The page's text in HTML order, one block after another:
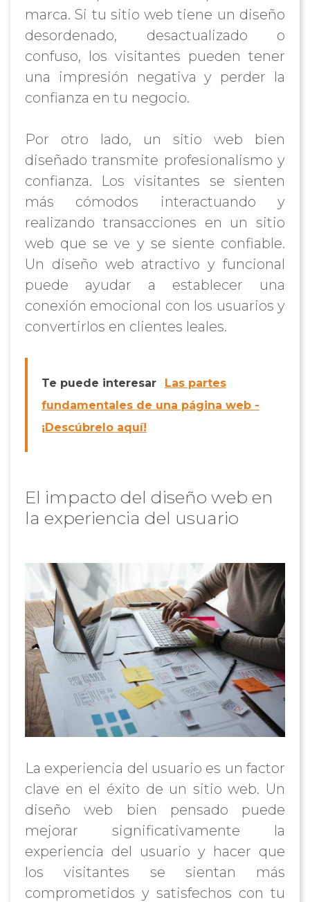
marca. Si tu sitio web tiene un diseño
desordenado, desactualizado o
confuso, los visitantes pueden tener
una impresión negativa y perder la
confianza en tu negocio.
Por otro lado, un sitio web bien
diseñado transmite profesionalismo y
confianza. Los visitantes se sienten
más cómodos interactuando y
realizando transacciones en un sitio
web que se ve y se siente confiable.
Un diseño web atractivo y funcional
puede ayudar a establecer una
conexión emocional con los usuarios y
convertirlos en clientes leales.
Te puede interesar
Las partes
fundamentales de una página web -
¡Descúbrelo aquí!
El impacto del diseño web en
la experiencia del usuario
La experiencia del usuario es un factor
clave en el éxito de un sitio web. Un
diseño web bien pensado puede
mejorar significativamente la
experiencia del usuario y hacer que
los visitantes se sientan más
comprometidos y satisfechos con tu